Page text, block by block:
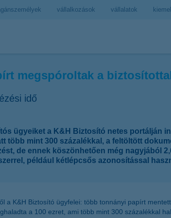
vállalkozások vállalatok
megspóroltak a
idő
ügyeiket a K&H Biztosító netes portálján
több mint 300 százalékkal, a feltöltött
de ennek köszönhetően még nagyjából
például kétlépcsős azonosítással
a K&H Biztosító ügyfelei: több tonnányi papírt
a 100 ezret, ami több mint 300 százalékkal